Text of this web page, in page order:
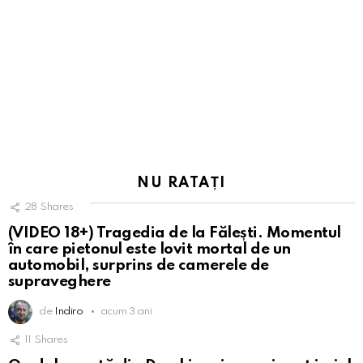
NU RATAȚI
28 Shares
(VIDEO 18+) Tragedia de la Fălești. Momentul
în care pietonul este lovit mortal de un
automobil, surprins de camerele de
supraveghere
de Indiro acum 3 ani
11 Shares